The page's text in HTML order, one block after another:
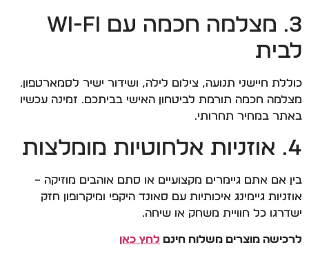
3. מצלמה חכמה עם Wi-Fi
לבית
כוללת חיישני תנועה, צילום לילה, ושידור ישיר לסמארטפון.
מצלמה חכמה תורמת לביטחון האישי בביתכם. זמינה עכשיו
באתר במחיר תחרותי.
4. אוזניות אלחוטיות מומלצות
בין אם אתם גיימרים מקצועיים או סתם אוהבים מוזיקה –
אוזניות גיימינג איכותיות עם סאונד היקפי ומיקרופון חזק
ישדרגו כל חוויית משחק או שיחה.
לרכישה מוצרים משלוח חינם לחץ כאן